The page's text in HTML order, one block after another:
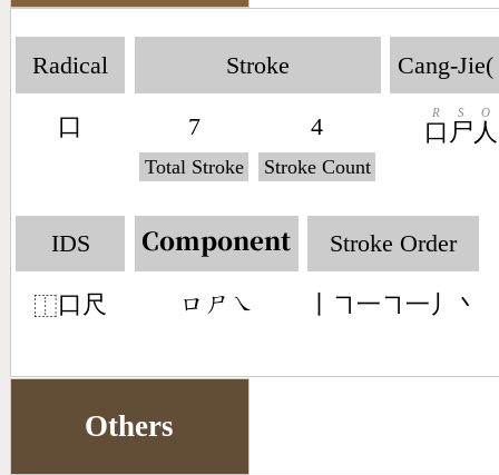
Radical
口
Stroke
7
Total Stroke
4
Stroke Count
Cang-Jie(
口
R
尸
S
人
O
IDS
⿰口尺
Component
󶁶󶂍󶀆
Stroke Order
丨㇕一㇕一丿丶
Others